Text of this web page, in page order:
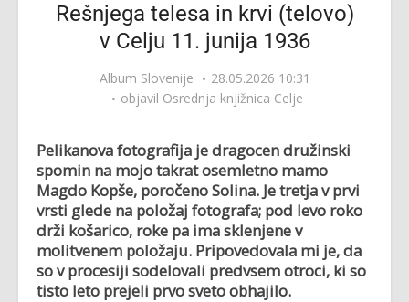
Rešnjega telesa in krvi (telovo)
v Celju 11. junija 1936
Album Slovenije
28.05.2026 10:31
objavil Osrednja knjižnica Celje
Pelikanova fotografija je dragocen družinski
spomin na mojo takrat osemletno mamo
Magdo Kopše, poročeno Solina. Je tretja v prvi
vrsti glede na položaj fotografa; pod levo roko
drži košarico, roke pa ima sklenjene v
molitvenem položaju. Pripovedovala mi je, da
so v procesiji sodelovali predvsem otroci, ki so
tisto leto prejeli prvo sveto obhajilo.